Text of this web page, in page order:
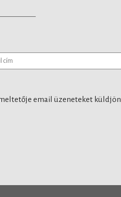
email üzeneteket küldjön